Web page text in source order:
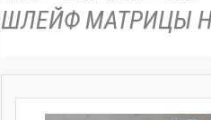
ШЛЕЙФ МАТРИЦЫ